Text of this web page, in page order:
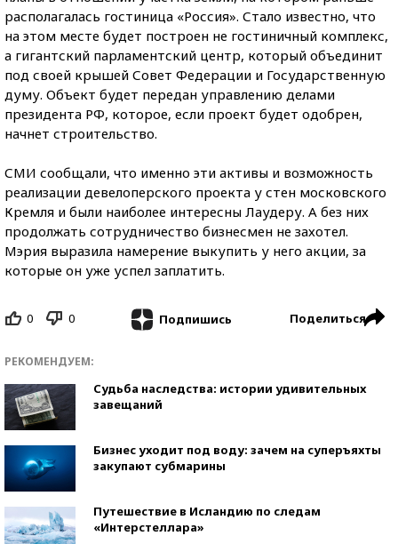
располагалась гостиница «Россия». Стало известно, что
на этом месте будет построен не гостиничный комплекс,
а гигантский парламентский центр, который объединит
под своей крышей Совет Федерации и Государственную
думу. Объект будет передан управлению делами
президента РФ, которое, если проект будет одобрен,
начнет строительство.
СМИ сообщали, что именно эти активы и возможность
реализации девелоперского проекта у стен московского
Кремля и были наиболее интересны Лаудеру. А без них
продолжать сотрудничество бизнесмен не захотел.
Мэрия выразила намерение выкупить у него акции, за
которые он уже успел заплатить.
0 0 Подпишись Поделиться
РЕКОМЕНДУЕМ:
Судьба наследства: истории удивительных
завещаний
Бизнес уходит под воду: зачем на суперъяхты
закупают субмарины
Путешествие в Исландию по следам
«Интерстеллара»